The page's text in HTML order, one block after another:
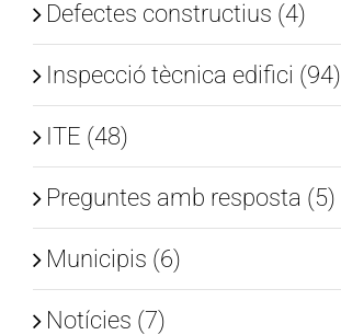
Defectes constructius (4)
Inspecció tècnica edifici (94)
ITE (48)
Preguntes amb resposta (5)
Municipis (6)
Notícies (7)